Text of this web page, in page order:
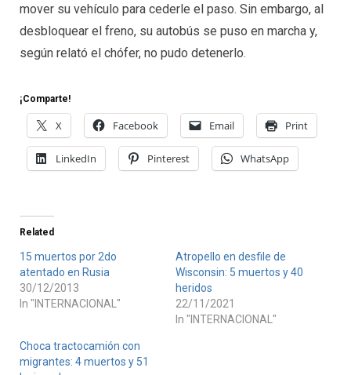
mover su vehículo para cederle el paso. Sin embargo, al
desbloquear el freno, su autobús se puso en marcha y,
según relató el chófer, no pudo detenerlo.
¡Comparte!
X Facebook Email Print
LinkedIn Pinterest WhatsApp
Related
15 muertos por 2do
atentado en Rusia
30/12/2013
In "INTERNACIONAL"
Atropello en desfile de
Wisconsin: 5 muertos y 40
heridos
22/11/2021
In "INTERNACIONAL"
Choca tractocamión con
migrantes: 4 muertos y 51